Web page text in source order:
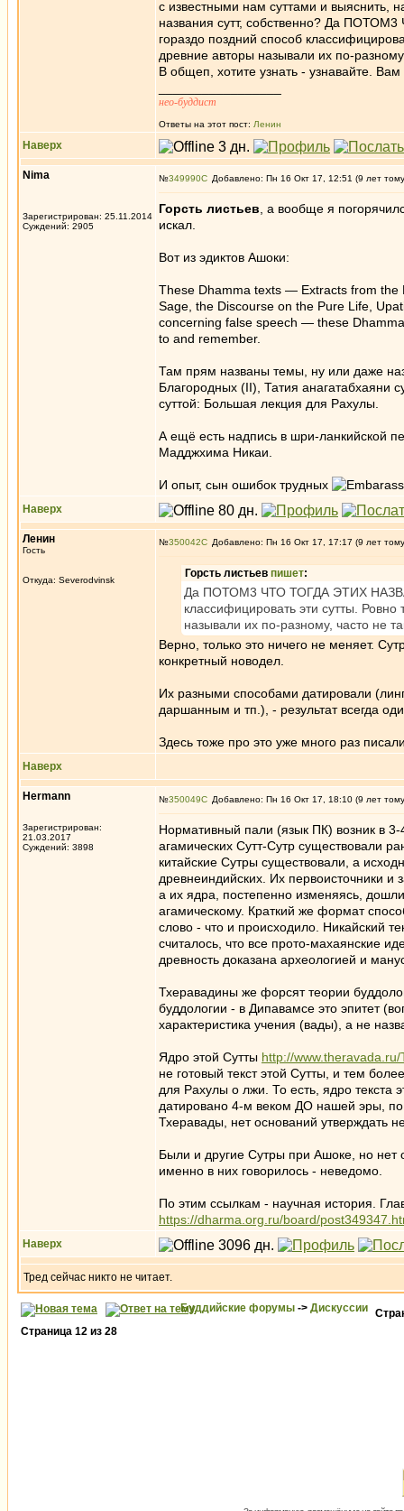
с известными нам суттами и выяснить,
названия сутт, собственно? Да
гораздо поздний способ
древние авторы называли их по-
В общеп, хотите узнать - узнавайте. Вам
нео-буддист
Ответы на этот пост: Ленин
Наверх
Nima
Зарегистрирован: 25.11.2014
Суждений: 2905
№349990 Добавлено: Пн 16 Окт 17, 12:51 (9 лет
Горсть листьев , а вообще я
искал.
Вот из эдиктов Ашоки:
These Dhamma texts — Extracts from the
Sage, the Discourse on the Pure Life,
concerning false speech — these
to and remember.
Там прям названы темы, ну или даже
Благородных (II), Татия анагатабхаяни
суттой: Большая лекция для Рахулы.
А ещё есть надпись в шри-ланкийской
Мадджхима Никаи.
И опыт, сын ошибок трудных
Наверх
Ленин
Гость
Откуда: Severodvinsk
№350042 Добавлено: Пн 16 Окт 17, 17:17 (9 лет
Горсть листьев пишет:
Да ПОТОМ3 ЧТО ТОГДА ЭТИХ
классифицировать эти сутты.
называли их по-разному, часто не
Верно, только это ничего не меняет.
конкретный новодел.
Их разными способами датировали
даршанным и тп.), - результат всегда
Здесь тоже про это уже много раз
Наверх
Hermann
Зарегистрирован:
21.03.2017
Суждений: 3898
№350049 Добавлено: Пн 16 Окт 17, 18:10 (9 лет
Нормативный пали (язык ПК) возник в
агамических Сутт-Сутр существовали
китайские Сутры существовали, а
древнеиндийских. Их первоисточники
а их ядра, постепенно изменяясь,
агамическому. Краткий же формат
слово - что и происходило. Никайский
считалось, что все прото-махаянские
древность доказана археологией и
Тхеравадины же форсят теории
буддологии - в Дипавамсе это эпитет
характеристика учения (вады), а не
Ядро этой Сутты http://
не готовый текст этой Сутты, и тем
для Рахулы о лжи. То есть, ядро текста
датировано 4-м веком ДО нашей эры,
Тхеравады, нет оснований утверждать
Были и другие Сутры при Ашоке, но нет
именно в них говорилось - неведомо.
По этим ссылкам - научная история.
https://dharma.org.ru/board/
Наверх
Тред сейчас никто не читает.
Буддийские форумы -> Дискуссии
Страница 12 из 28